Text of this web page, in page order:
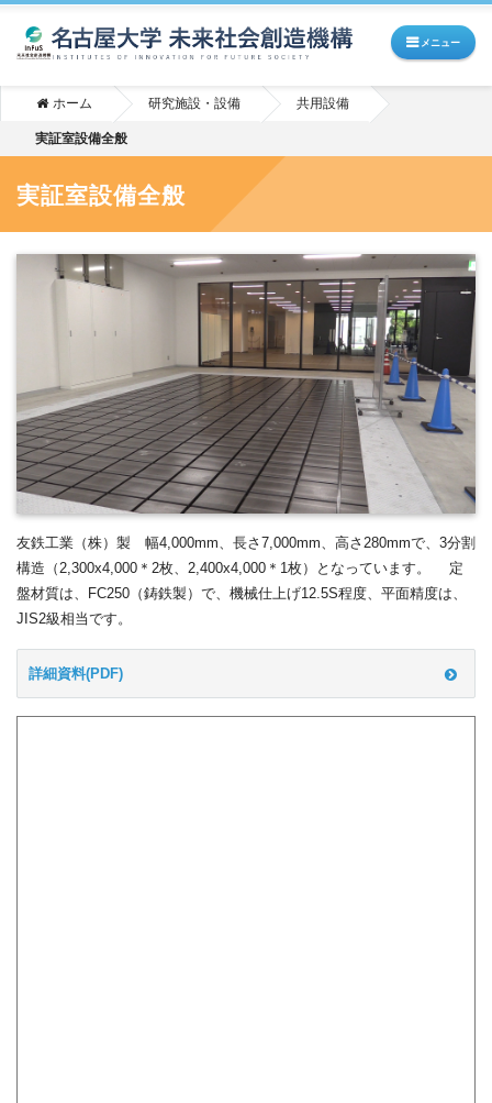
メニュー
ホーム 研究施設・設備 共用設備
実証室設備全般
実証室設備全般
友鉄工業（株）製 幅4,000mm、長さ7,000mm、高さ280mmで、3分割
構造（2,300x4,000＊2枚、2,400x4,000＊1枚）となっています。 定
盤材質は、FC250（鋳鉄製）で、機械仕上げ12.5S程度、平面精度は、
JIS2級相当です。
詳細資料(PDF)